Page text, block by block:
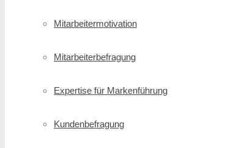
Mitarbeitermotivation
Mitarbeiterbefragung
Expertise für Markenführung
Kundenbefragung